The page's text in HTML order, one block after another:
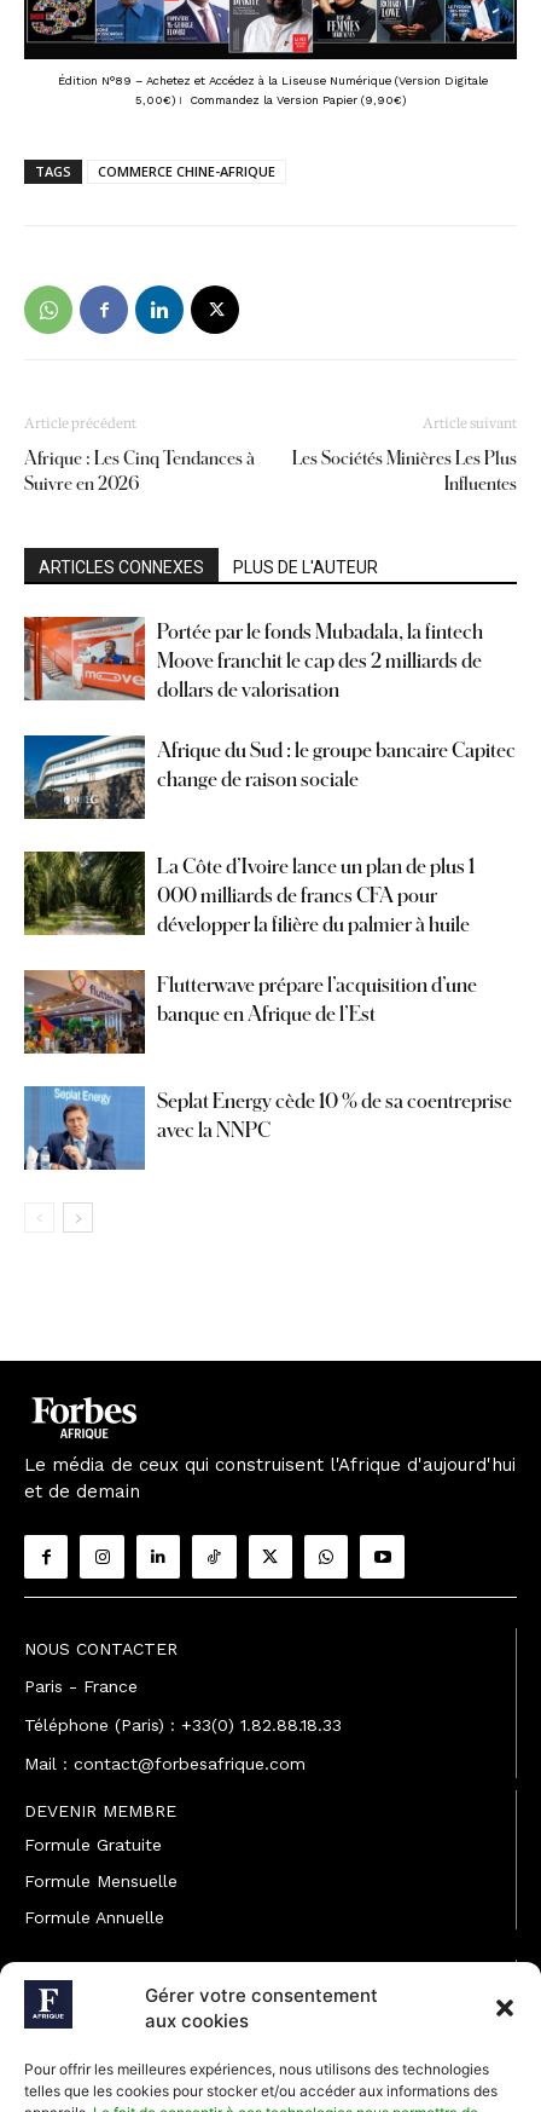
Gérer votre consentement
aux cookies
Pour offrir les meilleures expériences, nous utilisons des technologies
telles que les cookies pour stocker et/ou accéder aux informations des
Édition N°89 – Achetez et Accédez à la Liseuse Numérique (Version Digitale
5,00€) I Commandez la Version Papier (9,90€)
TAGS COMMERCE CHINE-AFRIQUE
Article précédent
Afrique : Les Cinq Tendances à
Suivre en 2026
Article suivant
Les Sociétés Minières Les Plus
Influentes
ARTICLES CONNEXES PLUS DE L'AUTEUR
Portée par le fonds Mubadala, la fintech
Moove franchit le cap des 2 milliards de
dollars de valorisation
Afrique du Sud : le groupe bancaire Capitec
change de raison sociale
La Côte d’Ivoire lance un plan de plus 1
000 milliards de francs CFA pour
développer la filière du palmier à huile
Flutterwave prépare l’acquisition d’une
banque en Afrique de l’Est
Seplat Energy cède 10 % de sa coentreprise
avec la NNPC
Le média de ceux qui construisent l'Afrique d'aujourd'hui
et de demain
NOUS CONTACTER
Paris - France
Téléphone (Paris) : +33(0) 1.82.88.18.33
Mail : contact@forbesafrique.com
DEVENIR MEMBRE
Formule Gratuite
Formule Mensuelle
Formule Annuelle
JOINDRE L'ÉQUIPE
Rédaction
Développement commercial